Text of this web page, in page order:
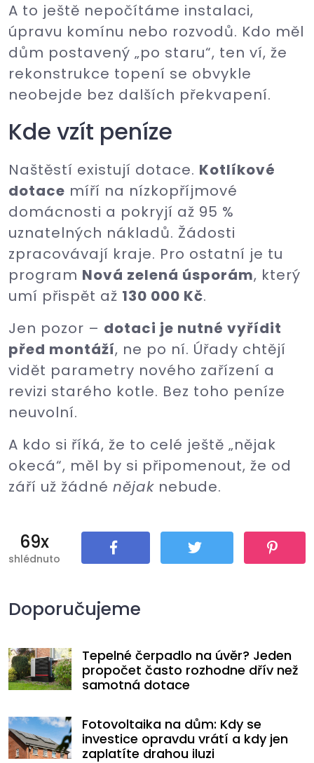
A to ještě nepočítáme instalaci,
úpravu komínu nebo rozvodů. Kdo měl
dům postavený „po staru“, ten ví, že
rekonstrukce topení se obvykle
neobejde bez dalších překvapení.
Kde vzít peníze
Naštěstí existují dotace. Kotlíkové
dotace míří na nízkopříjmové
domácnosti a pokryjí až 95 %
uznatelných nákladů. Žádosti
zpracovávají kraje. Pro ostatní je tu
program Nová zelená úsporám, který
umí přispět až 130 000 Kč.
Jen pozor – dotaci je nutné vyřídit
před montáží, ne po ní. Úřady chtějí
vidět parametry nového zařízení a
revizi starého kotle. Bez toho peníze
neuvolní.
A kdo si říká, že to celé ještě „nějak
okecá“, měl by si připomenout, že od
září už žádné nějak nebude.
69x
shlédnuto
Doporučujeme
Tepelné čerpadlo na úvěr? Jeden
propočet často rozhodne dřív než
samotná dotace
Fotovoltaika na dům: Kdy se
investice opravdu vrátí a kdy jen
zaplatíte drahou iluzi